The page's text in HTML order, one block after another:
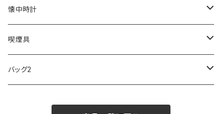
SKAGEN
FOOTBALL WATCHES
ARCA FUTURA
COACH
BVLGARI
VANQUISH
DANIEL WELLINGTON
SWAROVSKI
VIVIENNE WESTWOOD
MONTBLANC
Fashion Accessory Cllection
ISLAND
GULLWING
LESPORTSAC
PRADA
MONDAINE
MAWA
その他
CROSS
MONTBLANC
SWAROVSKI
CASIO
AMOS
OMMIX
COACH
CREATE
TORAY
OMRON
懐中時計
MONDAINE
喫煙具
ZIPPO
バッグ2